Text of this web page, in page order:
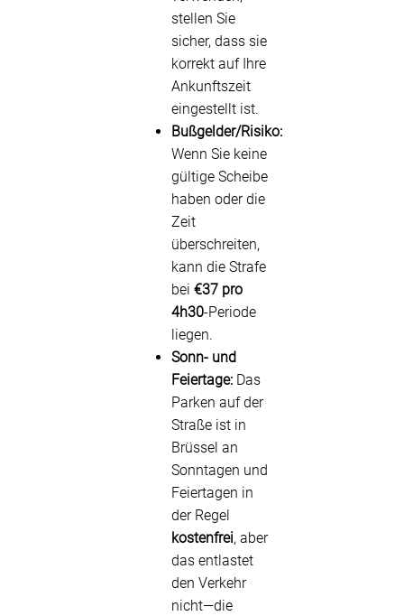
stellen Sie
sicher, dass sie
korrekt auf Ihre
Ankunftszeit
eingestellt ist.
Bußgelder/Risiko:
Wenn Sie keine
gültige Scheibe
haben oder die
Zeit
überschreiten,
kann die Strafe
bei €37 pro
4h30-Periode
liegen.
Sonn- und
Feiertage: Das
Parken auf der
Straße ist in
Brüssel an
Sonntagen und
Feiertagen in
der Regel
kostenfrei, aber
das entlastet
den Verkehr
nicht—die